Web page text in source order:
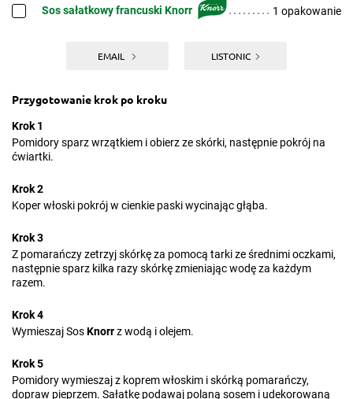
Sos sałatkowy francuski Knorr 1 opakowanie
EMAIL LISTONIC
Przygotowanie krok po kroku
Krok 1
Pomidory sparz wrzątkiem i obierz ze skórki, następnie pokrój na
ćwiartki.
Krok 2
Koper włoski pokrój w cienkie paski wycinając głąba.
Krok 3
Z pomarańczy zetrzyj skórkę za pomocą tarki ze średnimi oczkami,
następnie sparz kilka razy skórkę zmieniając wodę za każdym
razem.
Krok 4
Wymieszaj SosKnorrz wodą i olejem.
Krok 5
Pomidory wymieszaj z koprem włoskim i skórką pomarańczy,
dopraw pieprzem. Sałatkę podawaj polaną sosem i udekorowaną